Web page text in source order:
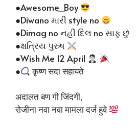
●Awesome_Boy
●Diwano મારી style no
●Dimag no નહીં દિલ no સાફ છું
●ક્ષત્રિય પુરુષ
●Wish Me 12 April
●
कृष्ण सदा सहायते
अदालत बण गी जिंदगी,
रोजीना नवा नवा मामला दर्ज हुवे